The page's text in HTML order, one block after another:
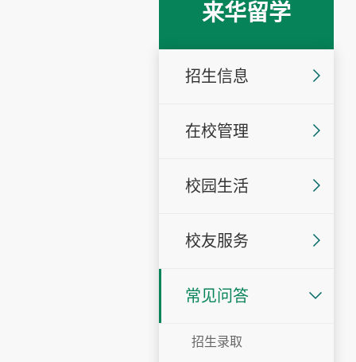
来华留学
招生信息
在校管理
校园生活
校友服务
常见问答
招生录取